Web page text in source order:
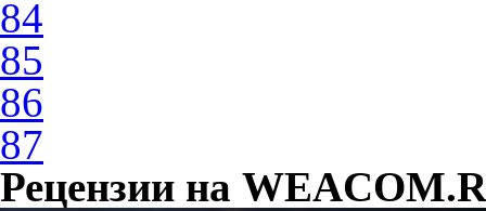
84
85
86
87
Рецензии на